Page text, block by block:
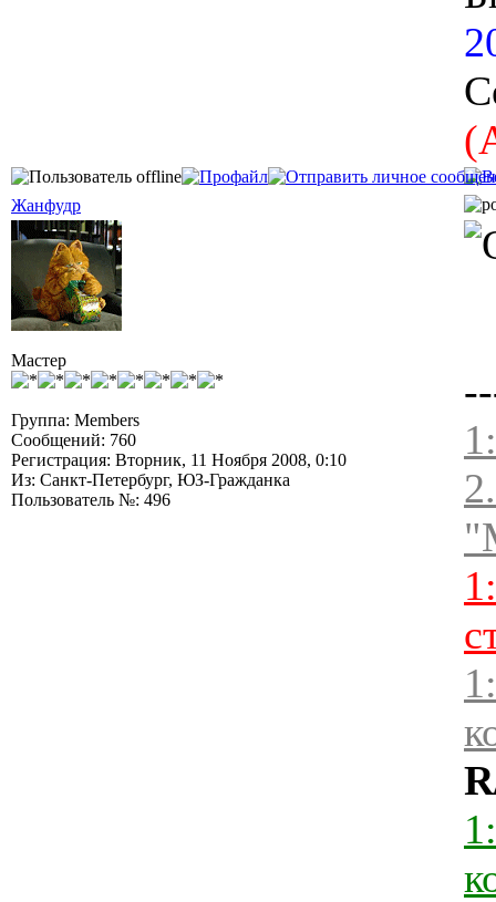
Жанфудр
Мастер
Группа: Members
Сообщений: 760
Регистрация: Вторник, 11 Ноября 2008, 0:10
Из: Санкт-Петербург, ЮЗ-Гражданка
Пользователь №: 496